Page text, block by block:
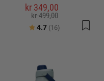
kr 349,00
kr 499,00
Karakter:
4.7 (16) av 5 mulige